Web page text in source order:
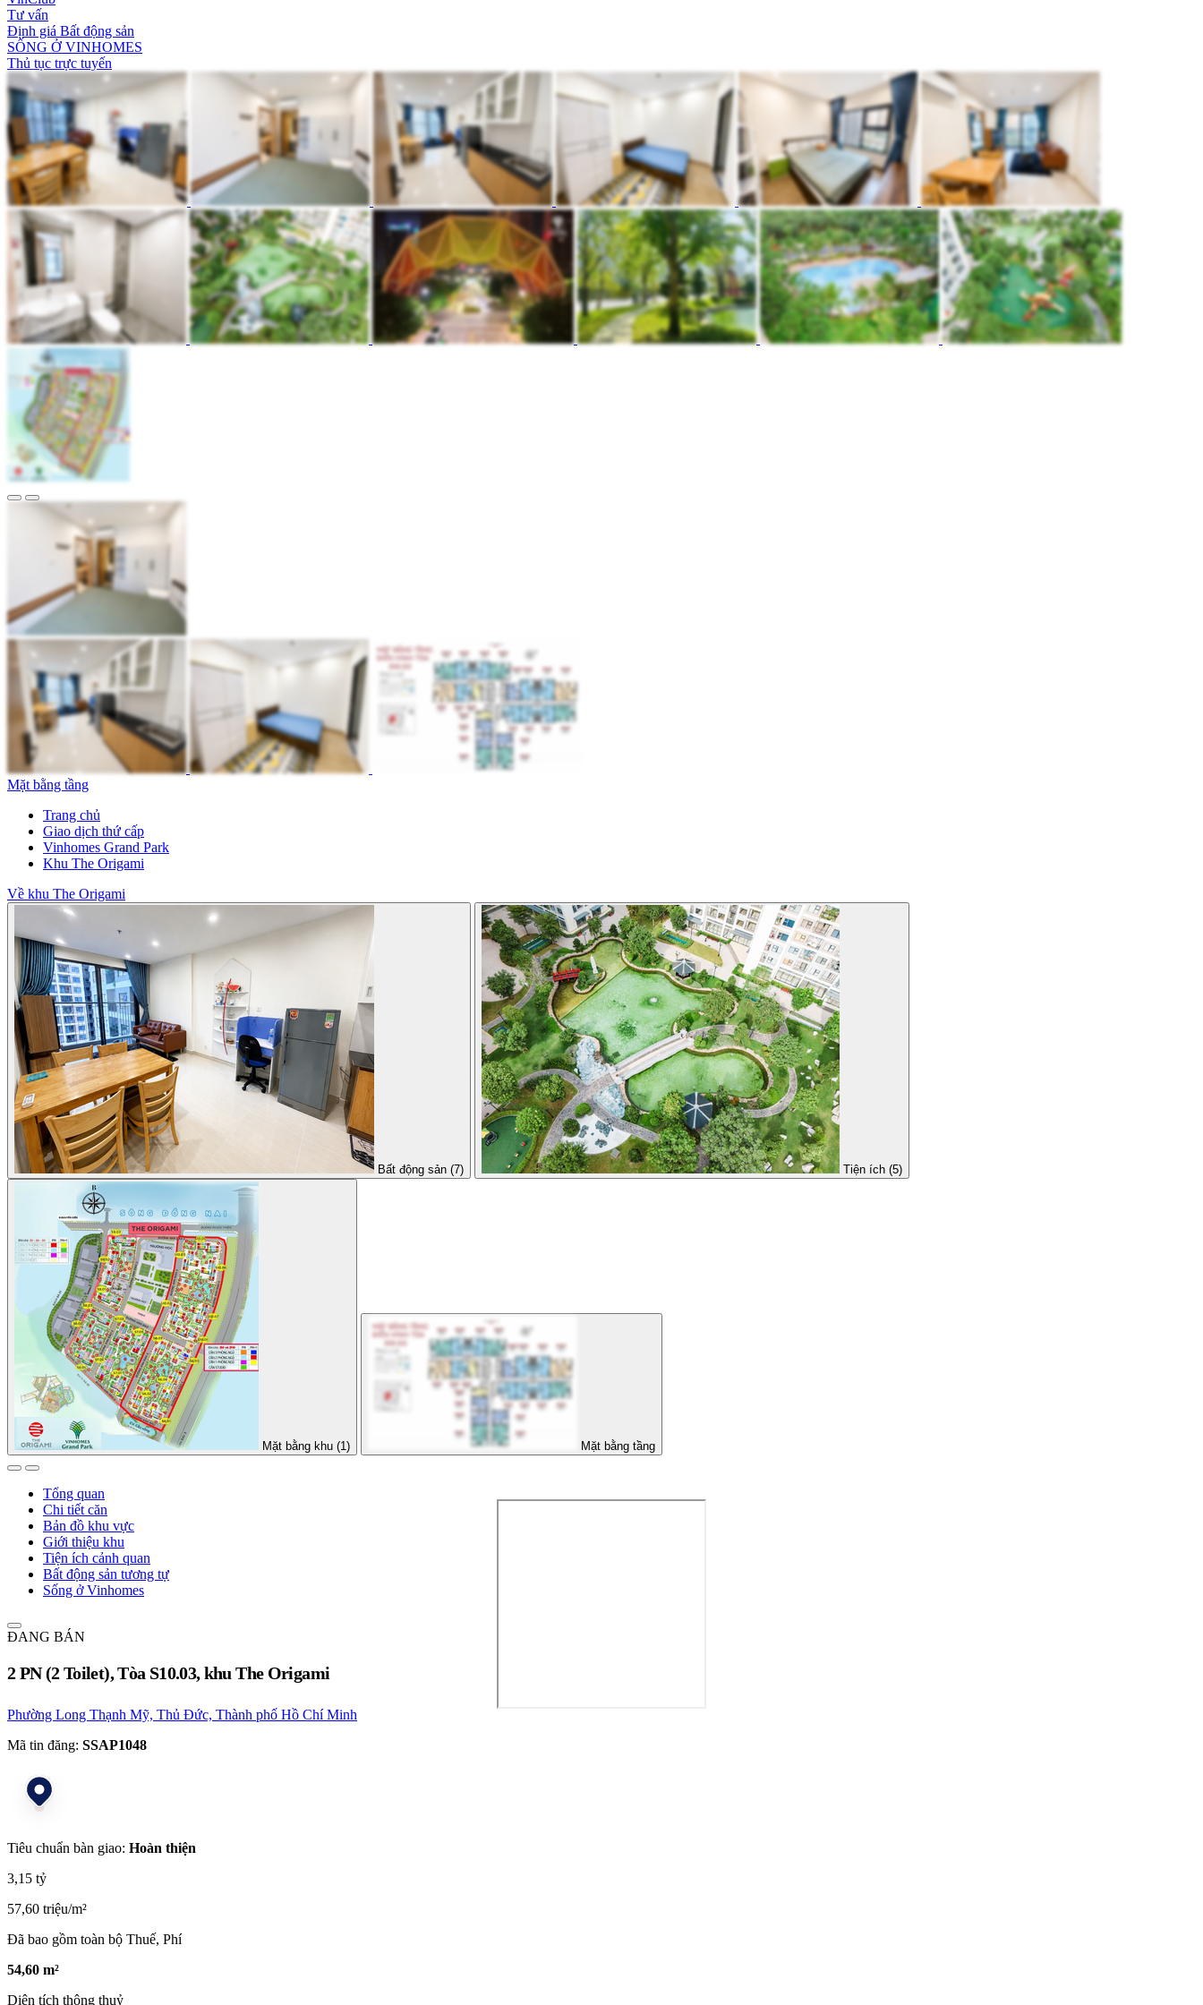
Tư vấn
Định giá Bất động sản
SỐNG Ở VINHOMES
Thủ tục trực tuyến
Mặt bằng tầng
Trang chủ
Giao dịch thứ cấp
Vinhomes Grand Park
Khu The Origami
Về khu The Origami
Bất động sản (7) Tiện ích (5)
Mặt bằng khu (1) Mặt bằng tầng
Tổng quan
Chi tiết căn
Bản đồ khu vực
Giới thiệu khu
Tiện ích cảnh quan
Bất động sản tương tự
Sống ở Vinhomes
ĐANG BÁN
2 PN (2 Toilet), Tòa S10.03, khu The Origami
Phường Long Thạnh Mỹ, Thủ Đức, Thành phố Hồ Chí Minh
Mã tin đăng: SSAP1048
Tiêu chuẩn bàn giao: Hoàn thiện
3,15 tỷ
57,60 triệu/m²
Đã bao gồm toàn bộ Thuế, Phí
54,60 m²
Diện tích thông thuỷ